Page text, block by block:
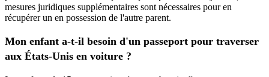
mesures juridiques supplémentaires sont nécessaires pour en
récupérer un en possession de l'autre parent.
Mon enfant a-t-il besoin d'un passeport pour traverser
aux États-Unis en voiture ?